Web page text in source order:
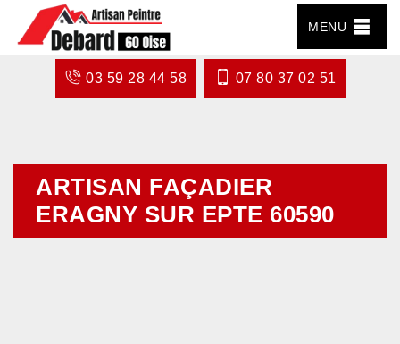
MENU
03 59 28 44 58 07 80 37 02 51
ARTISAN FAÇADIER
ERAGNY SUR EPTE 60590